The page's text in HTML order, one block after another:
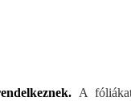
A